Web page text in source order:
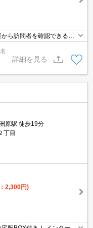
ら訪問者を確認できるの
セールスに対応する必要
日快適♪
詳細を見る
原駅 徒歩19分
丁目
2,300円)